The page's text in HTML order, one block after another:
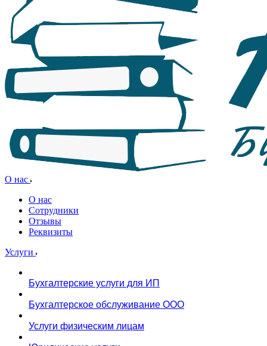
О нас
О нас
Сотрудники
Отзывы
Реквизиты
Услуги
Бухгалтерские услуги для ИП
Бухгалтерское обслуживание ООО
Услуги физическим лицам